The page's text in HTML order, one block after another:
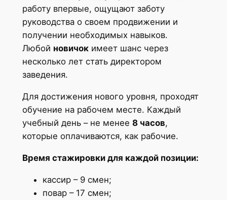
работу впервые, ощущают заботу
руководства о своем продвижении и
получении необходимых навыков.
Любой новичокимеет шанс через
несколько лет стать директором
заведения.
Для достижения нового уровня, проходят
обучение на рабочем месте. Каждый
учебный день – не менее 8 часов,
которые оплачиваются, как рабочие.
Время стажировки для каждой позиции:
кассир – 9 смен;
повар – 17 смен;